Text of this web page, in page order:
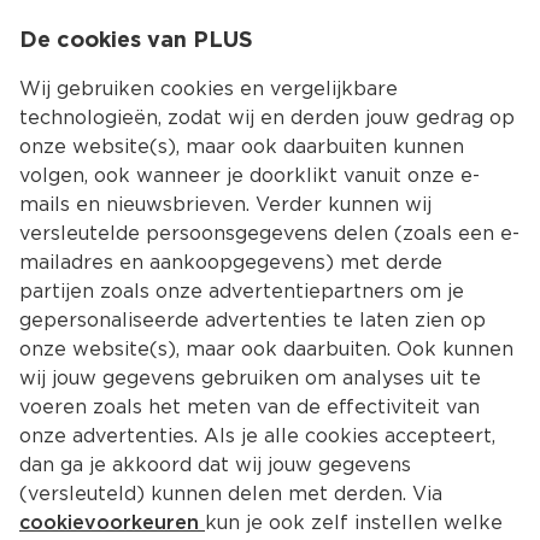
Kies jouw
Voorwaarden
Actievoorwaarden spaaractie
Mepal buitenservies
Algemeen
Deze voorwaarden zijn van toepassing op de
spaaractie Mepal buitenservies (verder te
noemen: "de Actie") en wordt georganiseerd
door PLUS Retail B.V. ("PLUS") gevestigd aan
De cookies van PLUS
Wij gebruiken cookies en vergelijkbare
technologieën, zodat wij en derden jouw gedrag op
onze website(s), maar ook daarbuiten kunnen
volgen, ook wanneer je doorklikt vanuit onze e-
mails en nieuwsbrieven. Verder kunnen wij
versleutelde persoonsgegevens delen (zoals een e-
mailadres en aankoopgegevens) met derde
partijen zoals onze advertentiepartners om je
gepersonaliseerde advertenties te laten zien op
onze website(s), maar ook daarbuiten. Ook kunnen
wij jouw gegevens gebruiken om analyses uit te
voeren zoals het meten van de effectiviteit van
onze advertenties. Als je alle cookies accepteert,
dan ga je akkoord dat wij jouw gegevens
(versleuteld) kunnen delen met derden. Via
cookievoorkeuren kun je ook zelf instellen welke